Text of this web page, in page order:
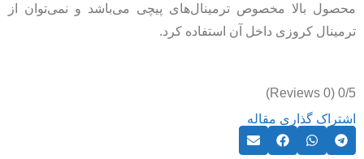
محصول بالا مخصوص ترمینال‌های پیچی می‌باشد و نمی‌توان از
ترمینال کروزی داخل آن استفاده کرد.
0/5
(0 Reviews)
اشتراک گذاری مقاله